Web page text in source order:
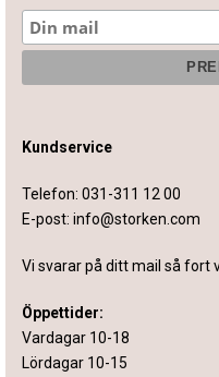
Kundservice
Telefon: 031-311 12 00
E-post: info@storken.com
Vi svarar på ditt mail så fort
Öppettider:
Vardagar 10-18
Lördagar 10-15